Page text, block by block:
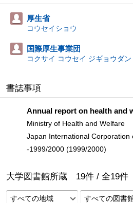
厚生省
コウセイショウ
国際厚生事業団
コクサイ コウセイ ジギョウダン
書誌事項
Annual report on health and
Ministry of Health and Welfare
Japan International Corporation
-1999/2000 (1999/2000)
大学図書館所蔵 19件 / 全19件
すべての地域
すべての図書